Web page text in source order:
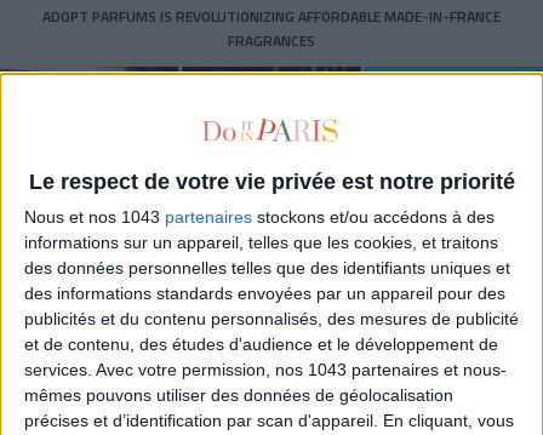
Le respect de votre vie privée est notre priorité
Nous et nos 1043 partenaires stockons et/ou accédons à des
informations sur un appareil, telles que les cookies, et traitons
des données personnelles telles que des identifiants uniques et
des informations standards envoyées par un appareil pour des
publicités et du contenu personnalisés, des mesures de publicité
et de contenu, des études d'audience et le développement de
services. Avec votre permission, nos 1043 partenaires et nous-
mêmes pouvons utiliser des données de géolocalisation
précises et d’identification par scan d'appareil. En cliquant, vous
ADOPT PARFUMS IS REVOLUTIONIZING AFFORDABLE MADE-IN-FRANCE
FRAGRANCES
15 IDEAS FOR ENJOYING AUGUST IN PARIS